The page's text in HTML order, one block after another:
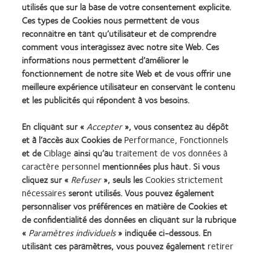
Sophia Antipolis Cedex, France et immatriculée au RCS de Grasse sous le
n°39200221800049. Support à destination des professionnels.
OptiExpert®est un outil d’éducation, de référence et d’information pour les
professionnels de la vue qui peuvent choisir d’utiliser l’application dans le
cadre de leur propre évaluation des patients, mais il n’est pas destiné à
être utilisé pour la prise de décisions cliniques. OptiExpert®n’est pas
destiné à constituer et ne constitue pas un avis médical ou optométrique,
et n’est pas non plus destiné à remplacer l’évaluation du patient réalisée
par un professionnel des soins oculaires.
Lentilles de contact
Cookies
Legal
Politique de confidentialité
Accéder à l'espace
Termes et conditions
identifiant unique délivré par
l'Agence de la transition
écologique (ADEME) :
FR217780_01DQPP
utilisés que sur la base de votre consentement explicite.
Ces types de Cookies nous permettent de vous
reconnaitre en tant qu’utilisateur et de comprendre
comment vous interagissez avec notre site Web. Ces
informations nous permettent d’améliorer le
fonctionnement de notre site Web et de vous offrir une
meilleure expérience utilisateur en conservant le contenu
et les publicités qui répondent à vos besoins.
En cliquant sur «Accepter», vous consentez au dépôt
et à l’accès aux Cookies dePerformance, Fonctionnels
et deCiblage ainsi qu’autraitement de vos données à
caractère personnel mentionnées plus haut. Si vous
cliquez sur « Refuser», seuls lesCookies strictement
nécessairesseront utilisés. Vous pouvez également
personnaliser vos préférences en matière de Cookies et
de confidentialité des données en cliquant sur la rubrique
« Paramètres individuels» indiquée ci-dessous. En
utilisant ces paramètres, vous pouvez également retirer